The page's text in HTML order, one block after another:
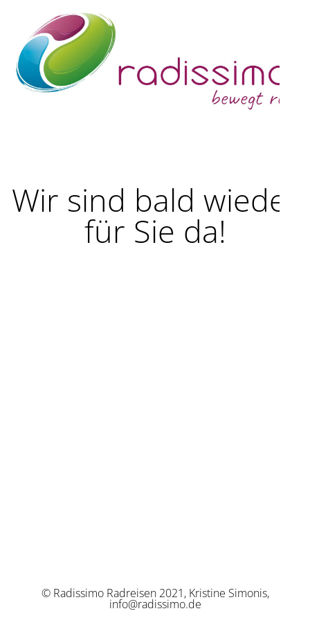
Wir sind bald wieder
für Sie da!
© Radissimo Radreisen 2021, Kristine Simonis,
info@radissimo.de